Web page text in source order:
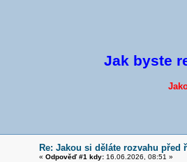
Jak byste
Re: Jakou si děláte rozvahu
« Odpověď #1 kdy:16.06.2026, 08:51 »